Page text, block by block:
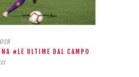
LE ULTIME DAL CAMPO